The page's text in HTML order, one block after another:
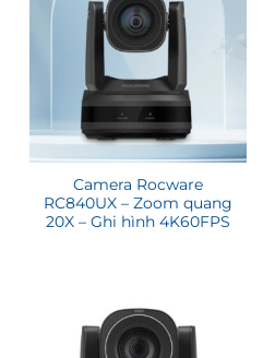
Camera Rocware
RC840UX – Zoom quang
20X – Ghi hình 4K60FPS